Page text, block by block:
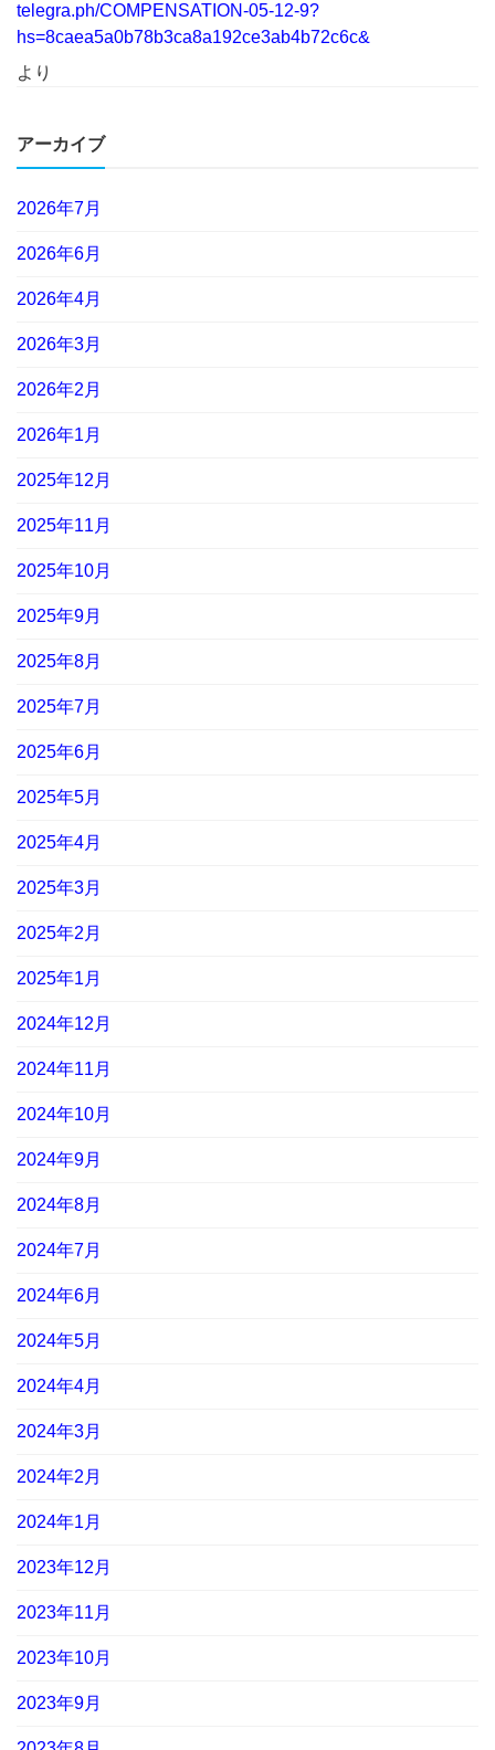
telegra.ph/COMPENSATION-05-12-9?
hs=8caea5a0b78b3ca8a192ce3ab4b72c6c&
より
アーカイブ
2026年7月
2026年6月
2026年4月
2026年3月
2026年2月
2026年1月
2025年12月
2025年11月
2025年10月
2025年9月
2025年8月
2025年7月
2025年6月
2025年5月
2025年4月
2025年3月
2025年2月
2025年1月
2024年12月
2024年11月
2024年10月
2024年9月
2024年8月
2024年7月
2024年6月
2024年5月
2024年4月
2024年3月
2024年2月
2024年1月
2023年12月
2023年11月
2023年10月
2023年9月